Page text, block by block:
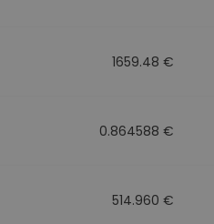
1659.48 €
0.864588 €
514.960 €